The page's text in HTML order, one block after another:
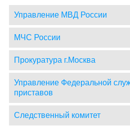
Управление МВД России
МЧС России
Прокуратура г.Москва
Управление Федеральной
приставов
Следственный комитет